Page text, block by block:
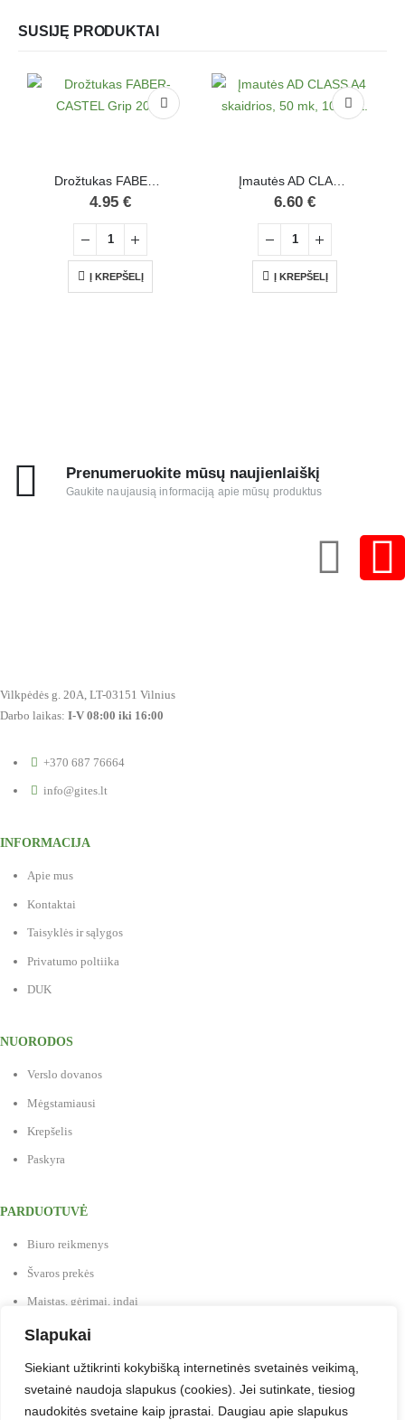
Slapukai
Siekiant užtikrinti kokybišką internetinės svetainės veikimą,
svetainė naudoja slapukus (cookies). Jei sutinkate, tiesiog
naudokitės svetaine kaip įprastai. Daugiau apie slapukus
SUSIJĘ PRODUKTAI
4.95 €
Į KREPŠELĮ
6.60 €
Į KREPŠELĮ
Prenumeruokite mūsų naujienlaiškį
Gaukite naujausią informaciją apie mūsų produktus
Vilkpėdės g. 20A, LT-03151 Vilnius
Darbo laikas: I-V 08:00 iki 16:00
+370 687 76664
info@gites.lt
INFORMACIJA
Apie mus
Kontaktai
Taisyklės ir sąlygos
Privatumo poltiika
DUK
NUORODOS
Verslo dovanos
Mėgstamiausi
Krepšelis
Paskyra
PARDUOTUVĖ
Biuro reikmenys
Švaros prekės
Maistas, gėrimai, indai
Prekės vaikų kūrybai
Baldai
Verslo dovanos